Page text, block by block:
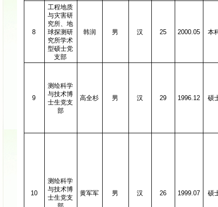
8
工程地质
与灾害研
究所、地
球探测研
究所学术
型硕士党
支部
韩润 男 汉 25 2000.05 本
9
测绘科学
与技术博
士生党支
部
高全杉 男 汉 29 1996.12 硕
10
测绘科学
与技术博
士生党支
黄军军 男 汉 26 1999.07 硕